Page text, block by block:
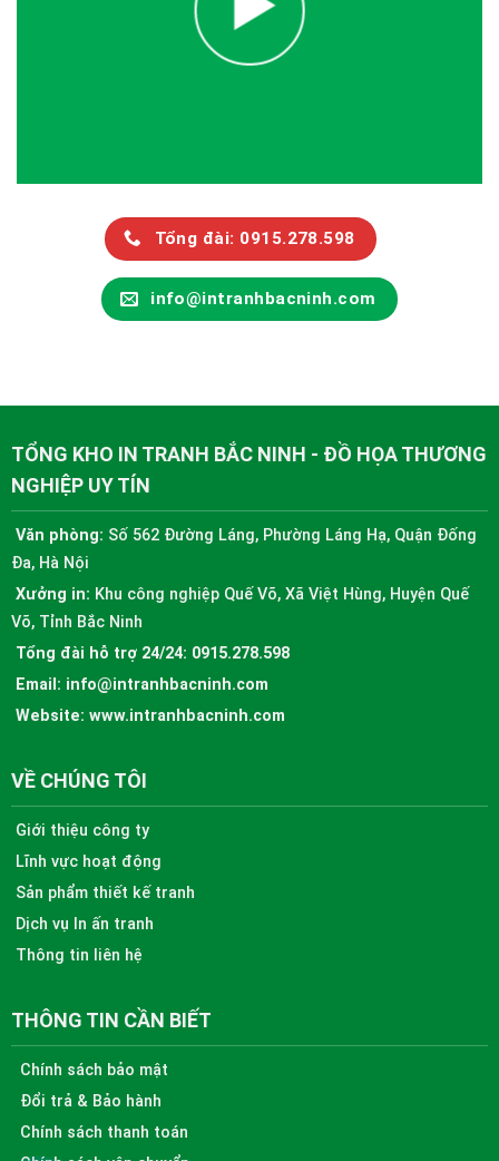
Tổng đài: 0915.278.598
info@intranhbacninh.com
TỔNG KHO IN TRANH BẮC NINH - ĐỒ HỌA THƯƠNG
NGHIỆP UY TÍN
Văn phòng: Số 562 Đường Láng, Phường Láng Hạ, Quận Đống
Đa, Hà Nội
Xưởng in: Khu công nghiệp Quế Võ, Xã Việt Hùng, Huyện Quế
Võ, Tỉnh Bắc Ninh
Tổng đài hỗ trợ 24/24: 0915.278.598
Email: info@intranhbacninh.com
Website: www.intranhbacninh.com
VỀ CHÚNG TÔI
Giới thiệu công ty
Lĩnh vực hoạt động
Sản phẩm thiết kế tranh
Dịch vụ In ấn tranh
Thông tin liên hệ
THÔNG TIN CẦN BIẾT
Chính sách bảo mật
Đổi trả & Bảo hành
Chính sách thanh toán